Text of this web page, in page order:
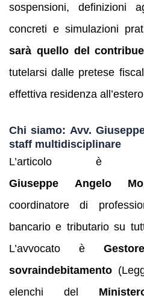
sospensioni, definizioni
concreti e simulazioni
sarà quello del
tutelarsi dalle pretese
effettiva residenza
Chi siamo: Avv.
staff multidisciplinare
L’articolo è
Giuseppe Angelo
coordinatore di
bancario e tributario su
L’avvocato è
sovraindebitamento
elenchi del